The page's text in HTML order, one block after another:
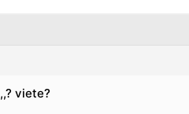
viete?